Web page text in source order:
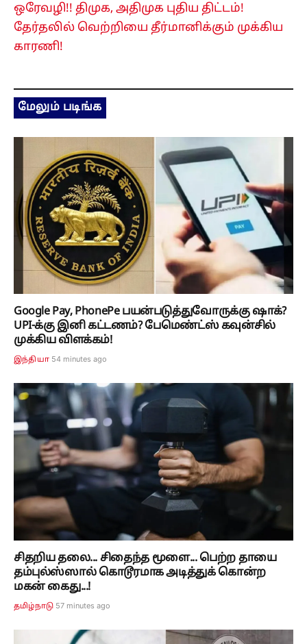
ஒரேவழி!! திமுக, அதிமுக புதிய திட்டம்!
தேர்தலில் வெற்றியை தீர்மானிக்கும் முக்கிய
காரணி!
மேலும் படிங்க
Google Pay, PhonePe பயன்படுத்துவோருக்கு ஷாக்?
UPI-க்கு இனி கட்டணம்? பேமெண்ட்ஸ் கவுன்சில்
முக்கிய விளக்கம்!
இந்தியா 54 minutes ago
சிதறிய தலை... சிதைந்த மூளை... பெற்ற தாயை
தம்புல்ஸ்ஸால் கொடூரமாக அடித்துக் கொன்ற
மகன் கைது...!
தமிழ்நாடு 57 minutes ago